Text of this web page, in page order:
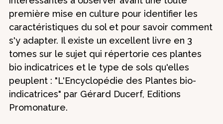
première mise en culture pour identifier les
caractéristiques du sol et pour savoir comment
s'y adapter. Il existe un excellent livre en 3
tomes sur le sujet qui répertorie ces plantes
bio indicatrices et le type de sols qu'elles
peuplent : "L'Encyclopédie des Plantes bio-
indicatrices" par Gérard Ducerf, Editions
Promonature.